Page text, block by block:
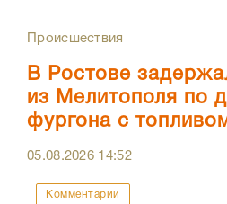
Происшествия
В Ростове
из Мелитополя по
фургона с
05.08.2026 14:52
Комментарии